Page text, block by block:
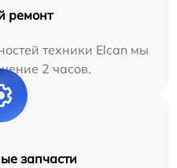
ремонт
техники Elcan мы
2 часов.
запчасти